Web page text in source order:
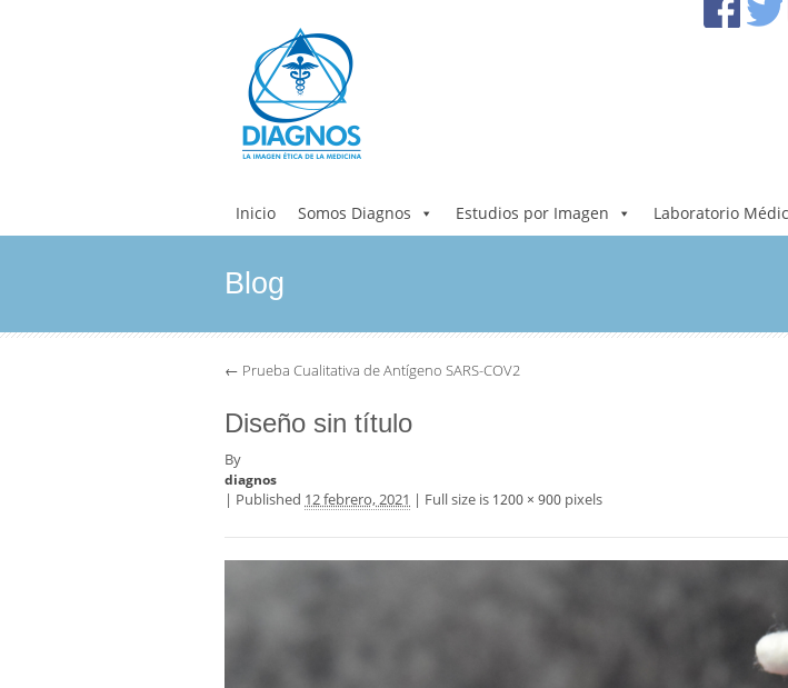
Inicio Somos Diagnos Estudios por Imagen Laboratorio
Blog
← Prueba Cualitativa de Antígeno SARS-COV2
Diseño sin título
By
diagnos
| Published 12 febrero, 2021 | Full size is 1200 × 900 pixels